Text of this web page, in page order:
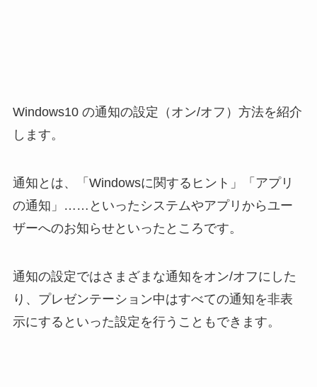
Windows10 の通知の設定（オン/オフ）方法を紹介
します。
通知とは、「Windowsに関するヒント」「アプリ
の通知」……といったシステムやアプリからユー
ザーへのお知らせといったところです。
通知の設定ではさまざまな通知をオン/オフにした
り、プレゼンテーション中はすべての通知を非表
示にするといった設定を行うこともできます。